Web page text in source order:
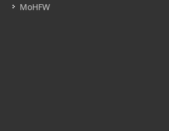
MoHFW